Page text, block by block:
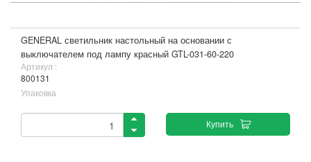
GENERAL светильник настольный на основании с
выключателем под лампу красный GTL-031-60-220
Артикул :
800131
Упаковка
Купить